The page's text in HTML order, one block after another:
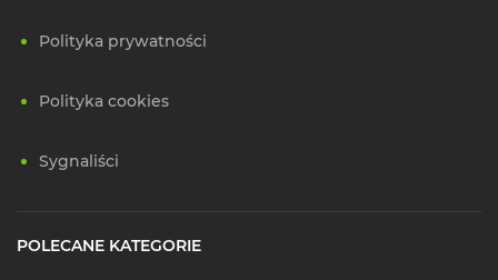
Polityka prywatności
Polityka cookies
Sygnaliści
POLECANE KATEGORIE